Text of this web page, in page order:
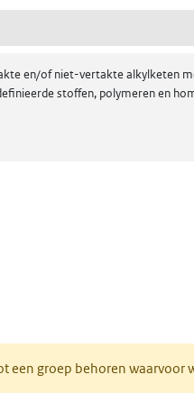
en/of niet-vertakte alkylketen
stoffen, polymeren en
een groep behoren waarvoor